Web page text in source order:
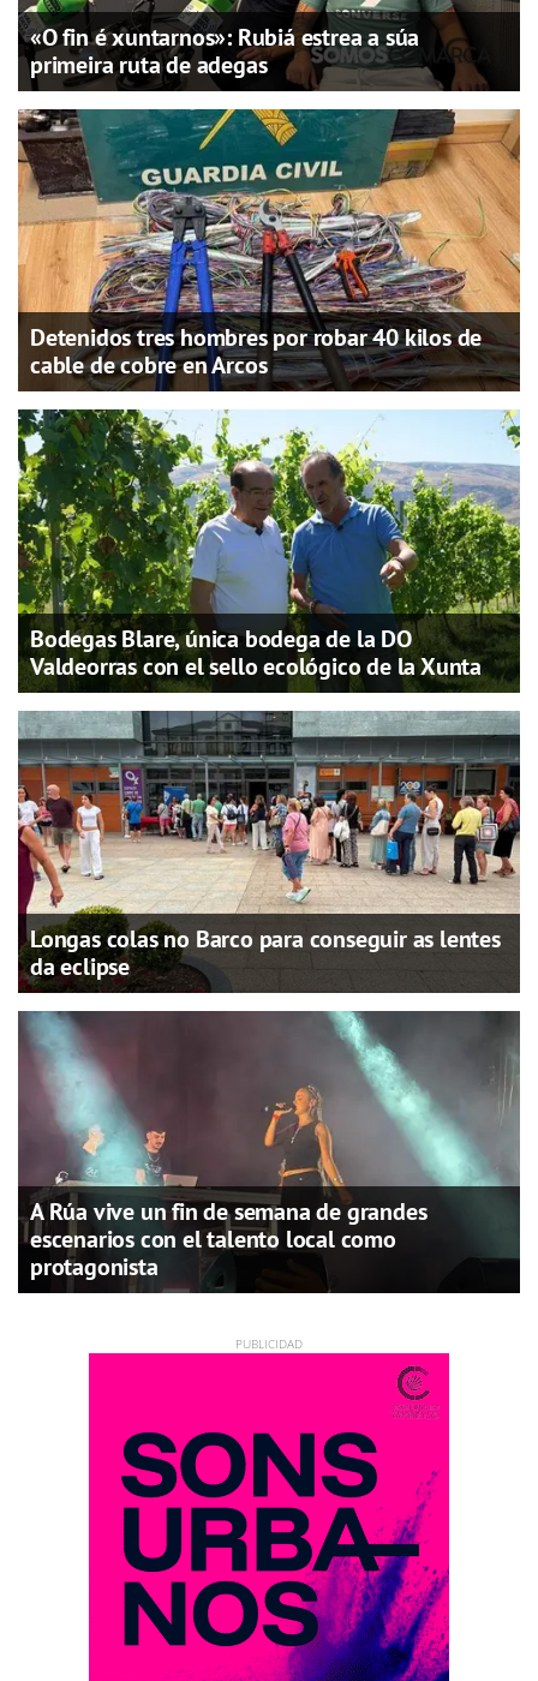
«O fin é xuntarnos»: Rubiá estrea a súa
primeira ruta de adegas
Detenidos tres hombres por robar 40 kilos de
cable de cobre en Arcos
Bodegas Blare, única bodega de la DO
Valdeorras con el sello ecológico de la Xunta
Longas colas no Barco para conseguir as lentes
da eclipse
A Rúa vive un fin de semana de grandes
escenarios con el talento local como
protagonista